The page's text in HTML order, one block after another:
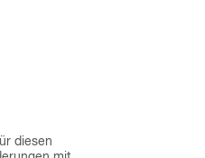
diesen